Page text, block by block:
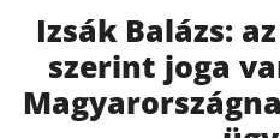
Izsák Balázs:
szerint joga